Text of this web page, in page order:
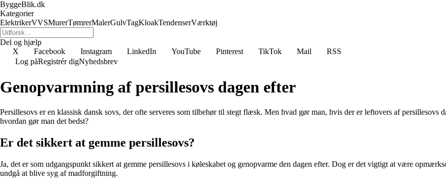
ByggeBlik.dk
Kategorier
ElektrikerVVSMurerTømrerMalerGulvTagKloakTendenserVærktøj
Del og hjælp
X
Facebook Instagram LinkedIn YouTube Pinterest TikTok Mail
RSS
Log påRegistrér digNyhedsbrev
Genopvarmning af persillesovs dagen efter
Persillesovs er en klassisk dansk sovs, der ofte serveres som tilbehør til stegt flæsk. Men hvad gør man, hvis der er leftovers af persillesovs
hvordan gør man det bedst?
Er det sikkert at gemme persillesovs?
Ja, det er som udgangspunkt sikkert at gemme persillesovs i køleskabet og genopvarme den dagen efter. Dog er det vigtigt at være
undgå at blive syg af madforgiftning.